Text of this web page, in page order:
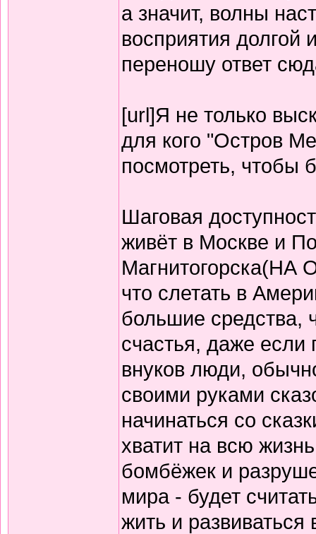
а значит, волны
восприятия долгой
переношу ответ
[url]Я не только
для кого "Остров
посмотреть, чтобы
Шаговая
живёт в Москве и
Магнитогорска(НА
что слетать в
большие средства,
счастья, даже если
внуков люди,
своими руками
начинаться со
хватит на всю
бомбёжек и
мира - будет
жить и